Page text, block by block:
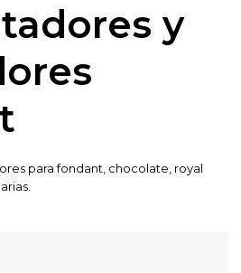
y
para fondant, chocolate, royal